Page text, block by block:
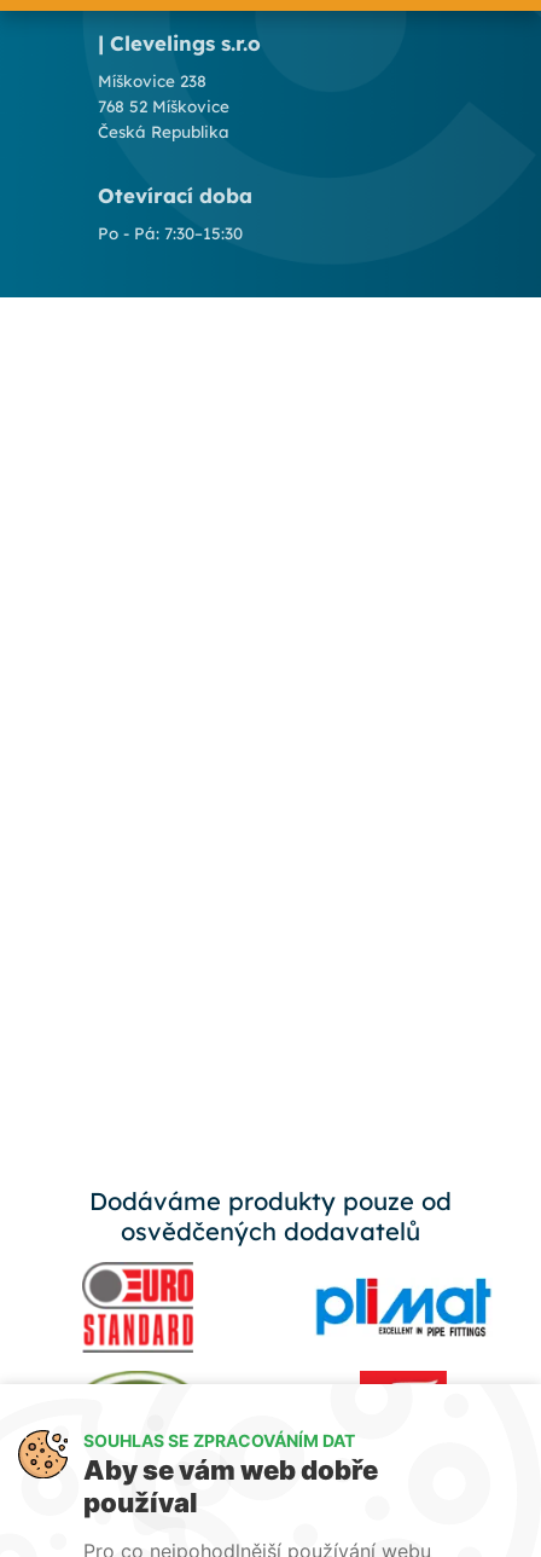
| Clevelings s.r.o
Míškovice 238
768 52 Míškovice
Česká Republika
Otevírací doba
Po - Pá: 7:30–15:30
Dodáváme produkty pouze od
osvědčených dodavatelů
SOUHLAS SE ZPRACOVÁNÍM DAT
Aby se vám web dobře
používal
Pro co nejpohodlnější používání webu